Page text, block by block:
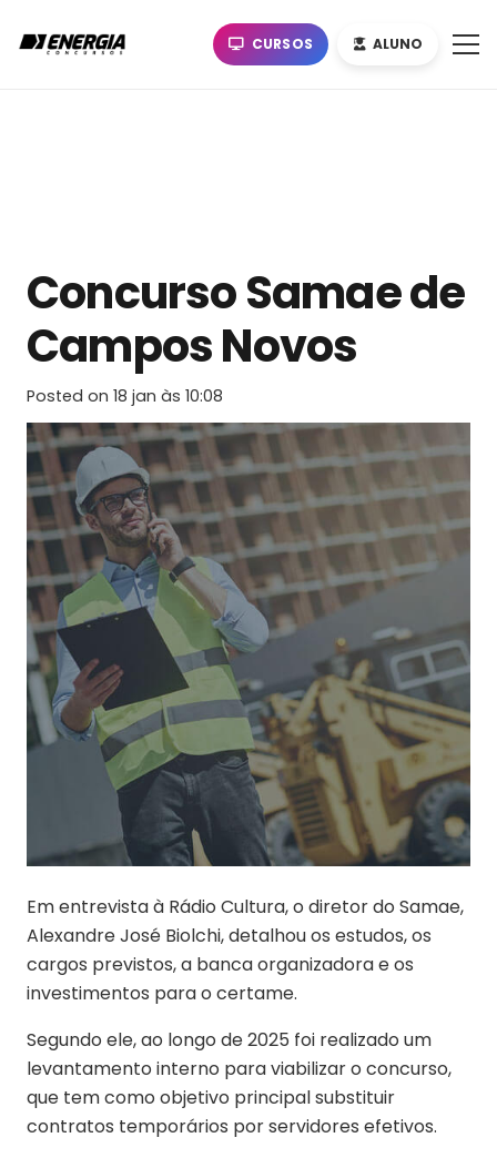
CURSOS ALUNO
Concurso Samae de
Campos Novos
Posted on 18 jan às 10:08
Em entrevista à Rádio Cultura, o diretor do Samae,
Alexandre José Biolchi, detalhou os estudos, os
cargos previstos, a banca organizadora e os
investimentos para o certame.
Segundo ele, ao longo de 2025 foi realizado um
levantamento interno para viabilizar o concurso,
que tem como objetivo principal substituir
contratos temporários por servidores efetivos.